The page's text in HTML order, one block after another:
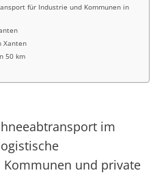
für Industrie und Kommunen in
Xanten
50 km
im
und private